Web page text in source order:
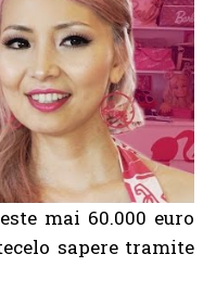
mai 60.000 euro
sapere tramite